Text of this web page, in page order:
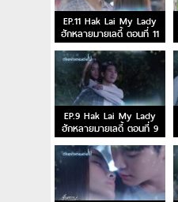
EP.11 Hak Lai My Lady
ฮักหลายมายเลดี้ ตอนที่ 11
EP.9 Hak Lai My Lady
ฮักหลายมายเลดี้ ตอนที่ 9